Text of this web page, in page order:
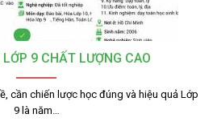
9 CHẤT LƯỢNG CAO
cần chiến lược học đúng và hiệu quả Lớp
9 là năm…